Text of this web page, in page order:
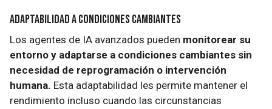
Adaptabilidad a Condiciones Cambiantes
Los agentes de IA avanzados pueden monitorear su
entorno y adaptarse a condiciones cambiantes sin
necesidad de reprogramación o intervención
humana. Esta adaptabilidad les permite mantener el
rendimiento incluso cuando las circunstancias